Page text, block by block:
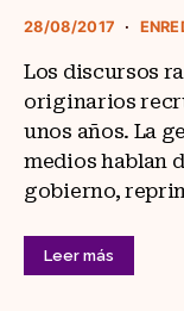
28/08/2017
Los discursos
originarios
unos años. La
medios hablan
gobierno,
Leer más